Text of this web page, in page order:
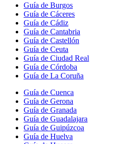
Guía de Burgos
Guía de Cáceres
Guía de Cádiz
Guía de Cantabria
Guía de Castellón
Guía de Ceuta
Guía de Ciudad Real
Guía de Córdoba
Guía de La Coruña
Guía de Cuenca
Guía de Gerona
Guía de Granada
Guía de Guadalajara
Guía de Guipúzcoa
Guía de Huelva